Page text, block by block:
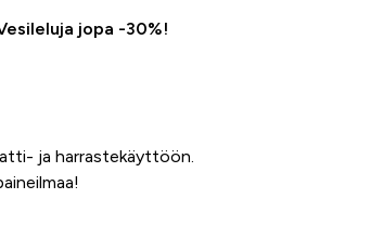
jopa -30%!
ja harrastekäyttöön.